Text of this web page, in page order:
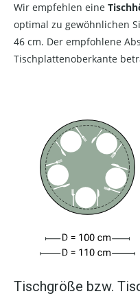
Wir empfehlen eine
optimal zu gewöhnlichen
46 cm. Der empfohlene
Tischplattenoberkante
Tischgröße bzw.